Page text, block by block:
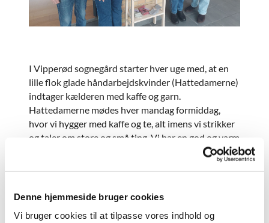
Denne hjemmeside bruger cookies
Vi bruger cookies til at tilpasse vores indhold og
I Vipperød sognegård starter hver uge med, at en
lille flok glade håndarbejdskvinder (Hattedamerne)
indtager kælderen med kaffe og garn.
Hattedamerne mødes hver mandag formiddag,
hvor vi hygger med kaffe og te, alt imens vi strikker
og taler om store og små ting. Vi har en god og varm
stemning og går altid hjem med en rar følelse
Det er vigtigt, at de ting vi laver både er af god
kvalitet og ser pæne ud. Det skal være noget, vi selv